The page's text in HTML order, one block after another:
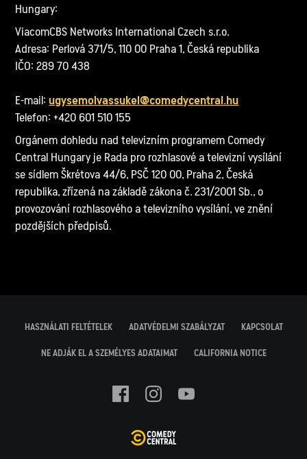
Hungary:
ViacomCBS Networks International Czech s.r.o.
Adresa: Perlová 371/5, 110 00 Praha 1, Česká republika
IČO: 289 70 438
E-mail:ugysemolvassukel@comedycentral.hu
Telefon: +420 601 510 155
Orgánem dohledu nad televizním programem Comedy
Central Hungary je Rada pro rozhlasové a televizní vysílání
se sídlem Škrétova 44/6, PSČ 120 00, Praha 2, Česká
republika, zřízená na základě zákona č. 231/2001 Sb., o
provozování rozhlasového a televizního vysílání, ve znění
pozdějších předpisů.
HASZNÁLATI FELTÉTELEK ADATVÉDELMI SZABÁLYZAT KAPCSOLAT
NE ADJÁK EL A SZEMÉLYES ADATAIMAT CALIFORNIA NOTICE